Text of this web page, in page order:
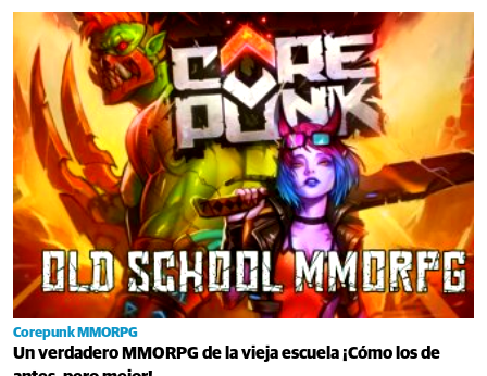
Corepunk MMORPG
Un verdadero MMORPG de la vieja escuela ¡Cómo los de